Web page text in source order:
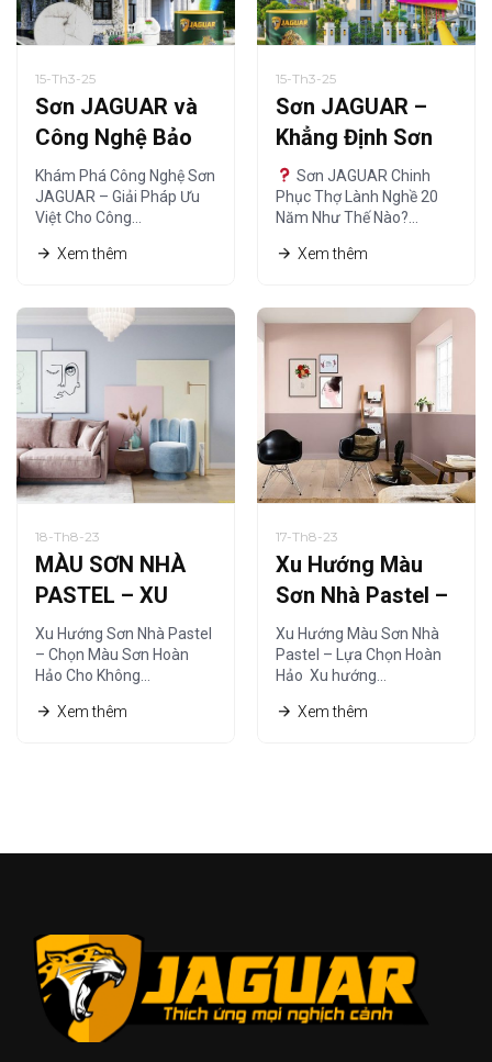
15-Th3-25
Sơn JAGUAR và
Công Nghệ Bảo
Vệ – Giải Pháp Tối
Ưu
Khám Phá Công Nghệ Sơn
JAGUAR – Giải Pháp Ưu
Việt Cho Công…
Xem thêm
15-Th3-25
Sơn JAGUAR –
Khẳng Định Sơn
Chất Lượng
Chuẩn Thợ Lành
Nghề
Sơn JAGUAR Chinh
Phục Thợ Lành Nghề 20
Năm Như Thế Nào?…
Xem thêm
18-Th8-23
MÀU SƠN NHÀ
PASTEL – XU
HƯỚNG SƠN NHÀ
HIỆN ĐẠI
Xu Hướng Sơn Nhà Pastel
– Chọn Màu Sơn Hoàn
Hảo Cho Không…
Xem thêm
17-Th8-23
Xu Hướng Màu
Sơn Nhà Pastel –
Lựa Chọn Hoàn
Hảo
Xu Hướng Màu Sơn Nhà
Pastel – Lựa Chọn Hoàn
Hảo Xu hướng…
Xem thêm